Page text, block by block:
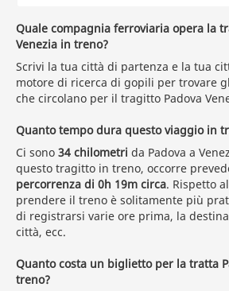
Quale compagnia ferroviaria opera la
Venezia in treno?
Scrivi la tua città di partenza e la tua
motore di ricerca di gopili per trovare
che circolano per il tragitto Padova
Quanto tempo dura questo viaggio in
Ci sono 34 chilometri da Padova a
questo tragitto in treno, occorre
percorrenza di 0h 19m circa. Rispetto
prendere il treno è solitamente più
di registrarsi varie ore prima, la
città, ecc.
Quanto costa un biglietto per la tratta
treno?